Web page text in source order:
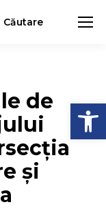
Căutare
de
și